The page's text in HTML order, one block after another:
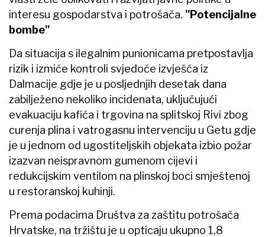
interesu gospodarstva i potrošača. "Potencijalne
bombe"
Da situacija s ilegalnim punionicama pretpostavlja
rizik i izmiče kontroli svjedoče izvješća iz
Dalmacije gdje je u posljednjih desetak dana
zabilježeno nekoliko incidenata, uključujući
evakuaciju kafića i trgovina na splitskoj Rivi zbog
curenja plina i vatrogasnu intervenciju u Getu gdje
je u jednom od ugostiteljskih objekata izbio požar
izazvan neispravnom gumenom cijevi i
redukcijskim ventilom na plinskoj boci smještenoj
u restoranskoj kuhinji.
Prema podacima Društva za zaštitu potrošača
Hrvatske, na tržištu je u opticaju ukupno 1,8